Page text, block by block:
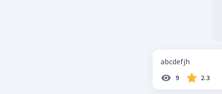
abcdefjh
9 2.3